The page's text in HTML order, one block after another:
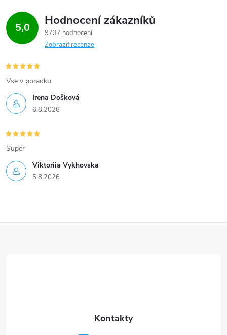
5,0 Hodnocení zákazníků
9737 hodnocení
Zobrazit recenze
Irena Došková
6.8.2026
Vse v poradku
Viktoriia Vykhovska
5.8.2026
Super